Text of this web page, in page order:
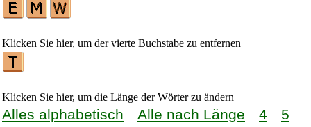
Klicken Sie hier, um der vierte Buchstabe zu entfernen
Klicken Sie hier, um die Länge der Wörter zu ändern
Alles alphabetisch Alle nach Länge 4
5